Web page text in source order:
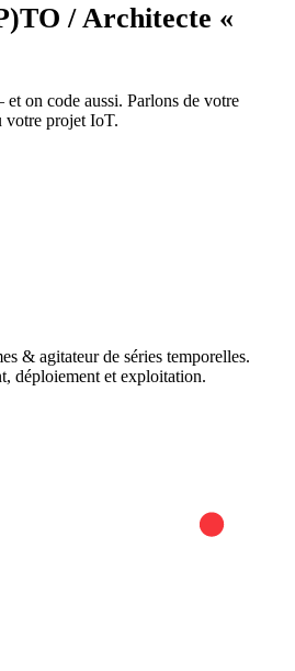
/ Architecte «
on code aussi. Parlons de votre
votre projet IoT.
& agitateur de séries temporelles.
déploiement et exploitation.